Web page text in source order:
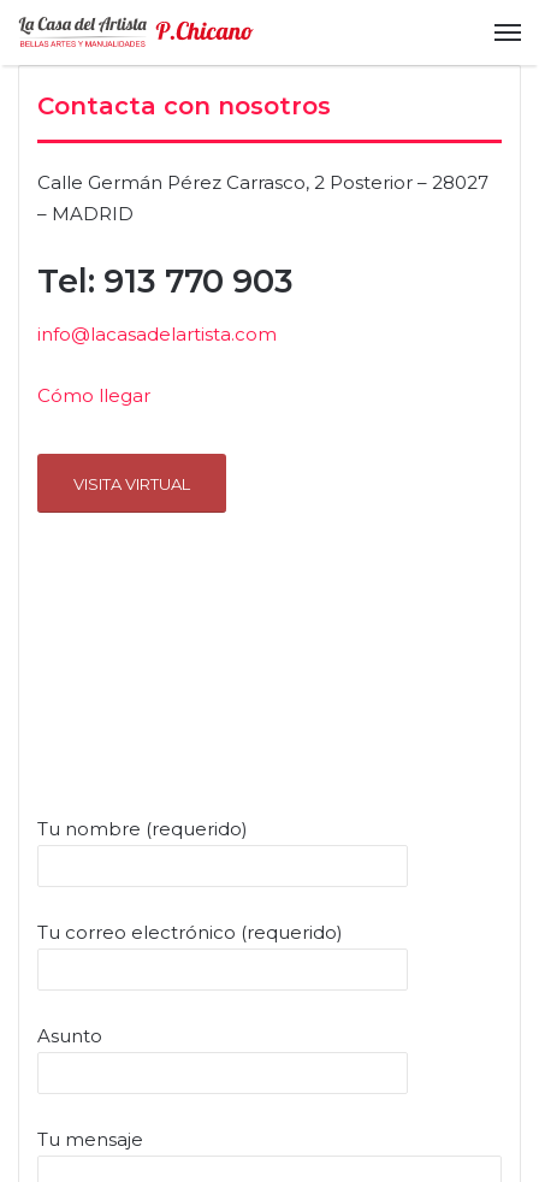
Contacta con nosotros
Calle Germán Pérez Carrasco, 2 Posterior – 28027
– MADRID
Tel: 913 770 903
info@lacasadelartista.com
Cómo llegar
VISITA VIRTUAL
Tu nombre (requerido)
Tu correo electrónico (requerido)
Asunto
Tu mensaje